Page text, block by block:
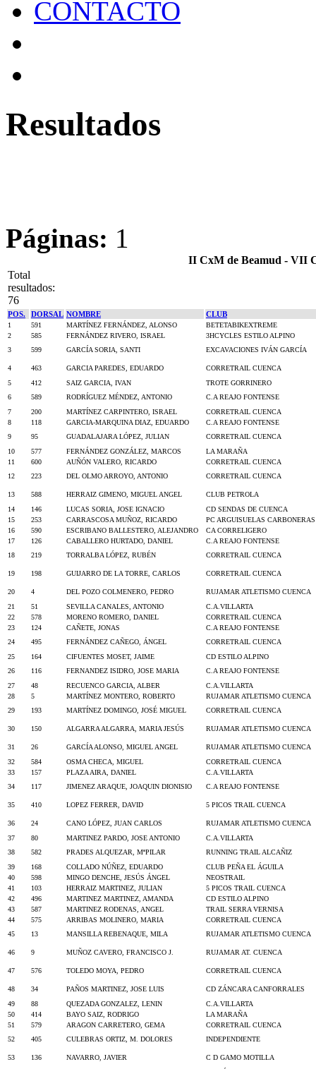
CONTACTO
Resultados
Páginas: 1
II CxM de Beamud - VII
Total
resultados:
76
POS. DORSAL NOMBRE CLUB
1 591 MARTÍNEZ FERNÁNDEZ, ALONSO
BETETABIKEXTREME
2
585 FERNÁNDEZ RIVERO, ISRAEL
3HCYCLES ESTILO ALPINO
3
599 GARCÍA SORIA, SANTI EXCAVACIONES IVÁN GARCÍA
4 463 GARCIA PAREDES, EDUARDO
CORRETRAIL CUENCA
5
412 SAIZ GARCIA, IVAN
TROTE GORRINERO
6
589 RODRÍGUEZ MÉNDEZ, ANTONIO
C.A REAJO FONTENSE
7
200 MARTÍNEZ CARPINTERO, ISRAEL
CORRETRAIL CUENCA
8
118 GARCIA-MARQUINA DIAZ, EDUARDO
C.A REAJO FONTENSE
9
95 GUADALAJARA LÓPEZ, JULIAN
CORRETRAIL CUENCA
10
577 FERNÁNDEZ GONZÁLEZ, MARCOS
LA MARAÑA
11
600 AUÑÓN VALERO, RICARDO
CORRETRAIL CUENCA
12
223 DEL OLMO ARROYO, ANTONIO CORRETRAIL CUENCA
13 588 HERRAIZ GIMENO, MIGUEL ANGEL
CLUB PETROLA
14
146 LUCAS SORIA, JOSE IGNACIO
CD SENDAS DE CUENCA
15
253 CARRASCOSA MUÑOZ, RICARDO
PC ARGUISUELAS CARBONERAS
16
590 ESCRIBANO BALLESTERO, ALEJANDRO
CA CORRELIGERO
17
126 CABALLERO HURTADO, DANIEL
C.A REAJO FONTENSE
18
219 TORRALBA LÓPEZ, RUBÉN CORRETRAIL CUENCA
19 198 GUIJARRO DE LA TORRE, CARLOS CORRETRAIL CUENCA
20 4 DEL POZO COLMENERO, PEDRO
RUJAMAR ATLETISMO CUENCA
21
51 SEVILLA CANALES, ANTONIO
C.A.VILLARTA
22
578 MORENO ROMERO, DANIEL
CORRETRAIL CUENCA
23
124 CAÑETE, JONAS
C.A REAJO FONTENSE
24
495 FERNÁNDEZ CAÑEGO, ÁNGEL
CORRETRAIL CUENCA
25
164 CIFUENTES MOSET, JAIME
CD ESTILO ALPINO
26
116 FERNANDEZ ISIDRO, JOSE MARIA
C.A REAJO FONTENSE
27
48 RECUENCO GARCIA, ALBER
C.A.VILLARTA
28
5 MARTÍNEZ MONTERO, ROBERTO
RUJAMAR ATLETISMO CUENCA
29
193 MARTÍNEZ DOMINGO, JOSÉ MIGUEL CORRETRAIL CUENCA
30 150 ALGARRA ALGARRA, MARIA JESÚS RUJAMAR ATLETISMO CUENCA
31 26 GARCÍA ALONSO, MIGUEL ANGEL
RUJAMAR ATLETISMO CUENCA
32
584 OSMA CHECA, MIGUEL
CORRETRAIL CUENCA
33
157 PLAZA AIRA, DANIEL
C.A.VILLARTA
34
117 JIMENEZ ARAQUE, JOAQUIN DIONISIO C.A REAJO FONTENSE
35 410 LOPEZ FERRER, DAVID 5 PICOS TRAIL CUENCA
36 24 CANO LÓPEZ, JUAN CARLOS
RUJAMAR ATLETISMO CUENCA
37
80 MARTINEZ PARDO, JOSE ANTONIO
C.A.VILLARTA
38
582 PRADES ALQUEZAR, MªPILAR
RUNNING TRAIL ALCAÑIZ
39
168 COLLADO NÚÑEZ, EDUARDO
CLUB PEÑA EL ÁGUILA
40
598 MINGO DENCHE, JESÚS ÁNGEL
NEOSTRAIL
41
103 HERRAIZ MARTINEZ, JULIAN
5 PICOS TRAIL CUENCA
42
496 MARTINEZ MARTINEZ, AMANDA
CD ESTILO ALPINO
43
587 MARTINEZ RODENAS, ANGEL
TRAIL SERRA VERNISA
44
575 ARRIBAS MOLINERO, MARIA
CORRETRAIL CUENCA
45
13 MANSILLA REBENAQUE, MILA RUJAMAR ATLETISMO CUENCA
46 9 MUÑOZ CAVERO, FRANCISCO J. RUJAMAR AT. CUENCA
47 576 TOLEDO MOYA, PEDRO CORRETRAIL CUENCA
48 34 PAÑOS MARTINEZ, JOSE LUIS
CD ZÁNCARA CANFORRALES
49
88 QUEZADA GONZALEZ, LENIN
C.A.VILLARTA
50
414 BAYO SAIZ, RODRIGO
LA MARAÑA
51
579 ARAGON CARRETERO, GEMA
CORRETRAIL CUENCA
52
405 CULEBRAS ORTIZ, M. DOLORES INDEPENDIENTE
53 136 NAVARRO, JAVIER
C D GAMO MOTILLA